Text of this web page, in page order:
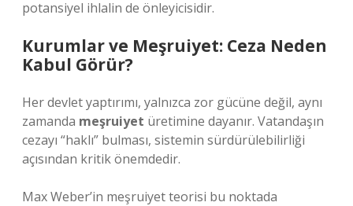
potansiyel ihlalin de önleyicisidir.
Kurumlar ve Meşruiyet: Ceza Neden
Kabul Görür?
Her devlet yaptırımı, yalnızca zor gücüne değil, aynı
zamanda meşruiyet üretimine dayanır. Vatandaşın
cezayı “haklı” bulması, sistemin sürdürülebilirliği
açısından kritik önemdedir.
Max Weber’in meşruiyet teorisi bu noktada